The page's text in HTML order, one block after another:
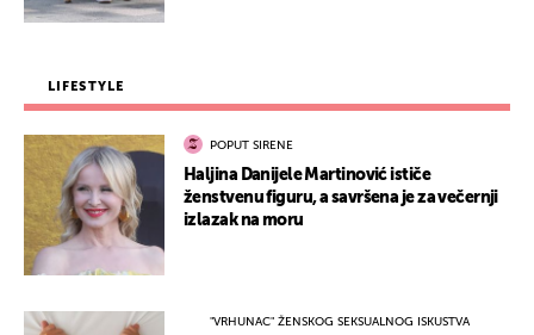
LIFESTYLE
POPUT SIRENE
Haljina Danijele Martinović ističe
ženstvenu figuru, a savršena je za večernji
izlazak na moru
"VRHUNAC" ŽENSKOG SEKSUALNOG ISKUSTVA